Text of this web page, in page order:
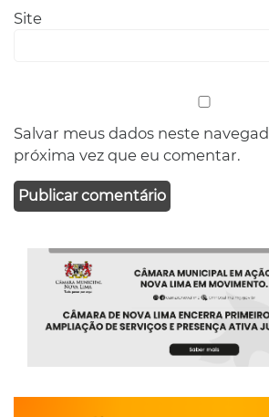
Site
Salvar meus dados neste
próxima vez que eu comentar.